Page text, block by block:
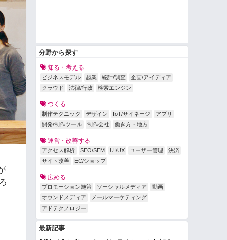
分野から探す
知る・考える
ビジネスモデル 起業 統計/調査
企画/アイディア
クラウド
法律/行政 検索エンジン
つくる
制作テクニック デザイン IoT/サイネージ
アプリ
開発/制作ツール
制作会社 働き方・地方
運営・改善する
アクセス解析 SEO/SEM UI/UX ユーザー管理
決済
サイト改善
EC/ショップ
広める
プロモーション施策 ソーシャルメディア
動画
オウンドメディア
メールマーケティング
アドテクノロジー
最新記事